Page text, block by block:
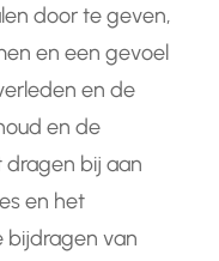
door te geven,
en een gevoel
en de
en de
dragen bij aan
en het
bijdragen van